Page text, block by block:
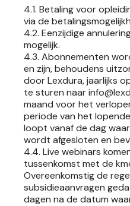
4.1. Betaling voor
via de
4.2. Eenzijdige
mogelijk.
4.3. Abonnementen
en zijn, behoudens
door Lexdura, jaarlijks
te sturen naar
maand voor het
periode van het
loopt vanaf de dag
wordt afgesloten en
4.4. Live webinars
tussenkomst met de
Overeenkomstig de
subsidieaanvragen
dagen na de datum